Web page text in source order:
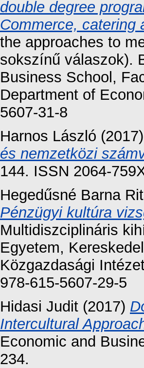
double degree
Commerce, catering
the approaches to
sokszínű válaszok).
Business School,
Department of
5607-31-8
Harnos László (2017)
és nemzetközi
144. ISSN 2064-
Hegedűsné Barna
Pénzügyi kultúra
Multidiszciplináris
Egyetem,
Közgazdasági
978-615-5607-29-5
Hidasi Judit (2017)
Intercultural
Economic and
234.